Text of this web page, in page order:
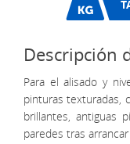
Descripción
Para el alisado y
pinturas texturadas,
brillantes, antiguas
paredes tras arrancar